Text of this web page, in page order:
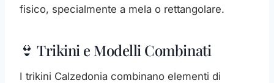
fisico, specialmente a mela o rettangolare.
👙 Trikini e Modelli Combinati
I trikini Calzedonia combinano elementi di